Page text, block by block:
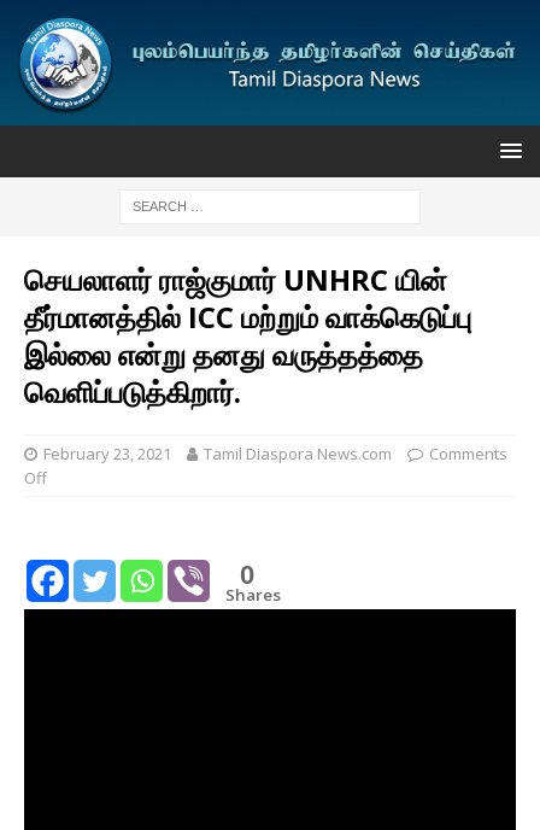
செயலாளர் ராஜ்குமார் UNHRC யின்
தீர்மானத்தில் ICC மற்றும் வாக்கெடுப்பு
இல்லை என்று தனது வருத்தத்தை
வெளிப்படுத்கிறார்.
February 23, 2021 Tamil Diaspora News.com
Comments
Off
0
Shares